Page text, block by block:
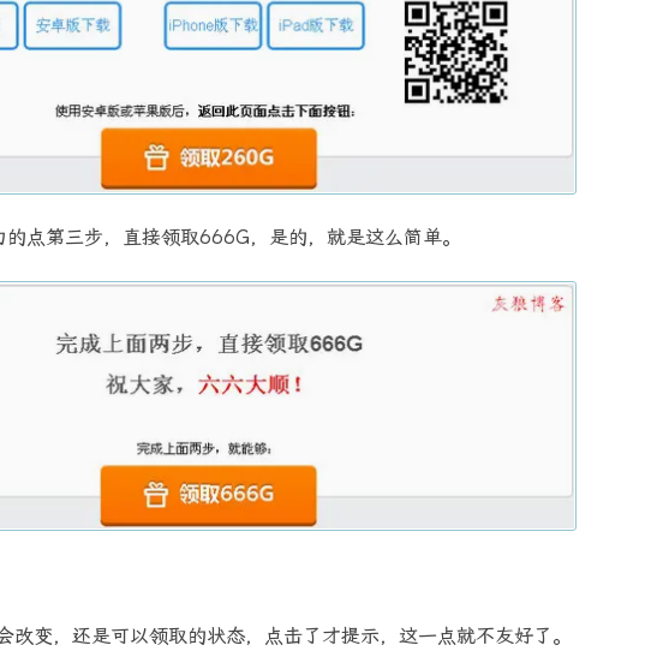
点第三步，直接领取666G，是的，就是这么简单。
变，还是可以领取的状态，点击了才提示，这一点就不友好了。